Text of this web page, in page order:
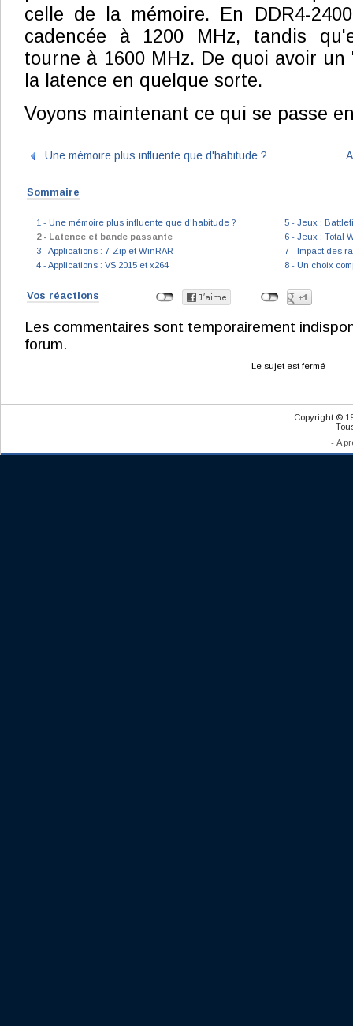
celle de la mémoire. En DDR4-
cadencée à 1200 MHz, tandis
tourne à 1600 MHz. De quoi avoir
la latence en quelque sorte.
Voyons maintenant ce qui se passe
Une mémoire plus influente que d'habitude ?
Sommaire
1 - Une mémoire plus influente que d'habitude ?
2 - Latence et bande passante
3 - Applications : 7-Zip et WinRAR
4 - Applications : VS 2015 et x264
5 - Jeux :
6 - Jeux : Total
7 - Impact des
8 - Un choix
Vos réactions
Les commentaires sont temporairement
forum.
Le sujet est fermé
Copyright ©
- A